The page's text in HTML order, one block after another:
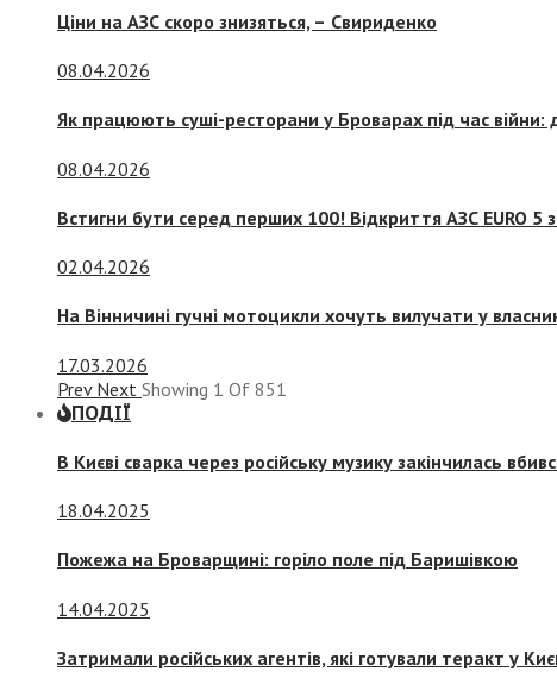
Ціни на АЗС скоро знизяться, – Свириденко
08.04.2026
Як працюють суші-ресторани у Броварах під час війни:
08.04.2026
Встигни бути серед перших 100! Відкриття АЗС EURO 5
02.04.2026
На Вінничині гучні мотоцикли хочуть вилучати у
17.03.2026
Prev Next Showing 1 Of 851
ПОДІЇ
В Києві сварка через російську музику закінчилась
18.04.2025
Пожежа на Броварщині: горіло поле під Баришівкою
14.04.2025
Затримали російських агентів, які готували теракт у